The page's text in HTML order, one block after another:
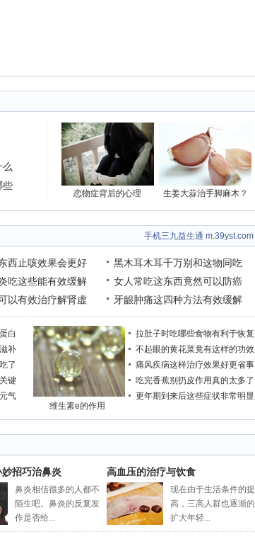
些
恋物症背后的心理 生姜大蒜治手脚麻木？
手机三九益生通 m.39yst.com
西止咳效果会更好
吃这些能有效缓解
以有效治疗解肾虚
黑木耳木耳千万别和这物同吃
女人常吃这东西竟然可以防癌
牙龈肿痛这四种方法有效缓解
白
补
了
键
气
维生素e的作用
拉肚子时吃哪些食物有利于恢复
不起眼的黄花菜竟有这样的功效
痛风疾病这样治疗效果好更省事
吃完香蕉别扔皮作用真的太多了
更年期到来后这些症状非常明显
招巧治鼻炎
鼻炎相信很多的人都不
陌生吧。鼻炎的反复发
作是否给...
高血压的治疗与饮食
现在由于生活条件的提
高，三高人群也逐渐的
扩大年轻...